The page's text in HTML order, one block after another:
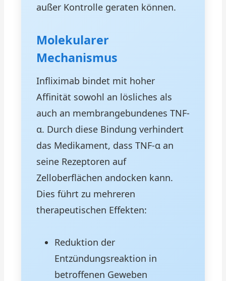
außer Kontrolle geraten können.
Molekularer
Mechanismus
Infliximab bindet mit hoher
Affinität sowohl an lösliches als
auch an membrangebundenes TNF-
α. Durch diese Bindung verhindert
das Medikament, dass TNF-α an
seine Rezeptoren auf
Zelloberflächen andocken kann.
Dies führt zu mehreren
therapeutischen Effekten:
Reduktion der
Entzündungsreaktion in
betroffenen Geweben